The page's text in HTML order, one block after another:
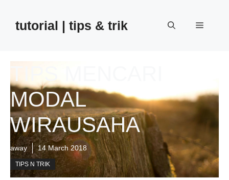
contenttutorial | tips & trik Menu
TIPS MENCARI
MODAL
WIRAUSAHA
away 14 March 2018
TIPS N TRIK